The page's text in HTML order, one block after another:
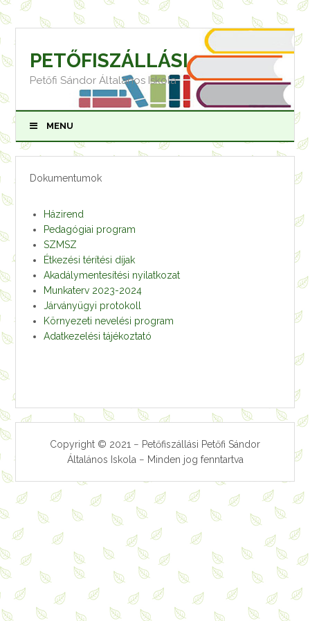
Skip
to
content
PETŐFISZÁLLÁSI
Petőfi Sándor Általános Iskola
MENU
Dokumentumok
Házirend
Pedagógiai program
SZMSZ
Étkezési térítési díjak
Akadálymentesítési nyilatkozat
Munkaterv 2023-2024
Járványügyi protokoll
Környezeti nevelési program
Adatkezelési tájékoztató
Copyright © 2021 − Petőfiszállási Petőfi Sándor
Általános Iskola − Minden jog fenntartva